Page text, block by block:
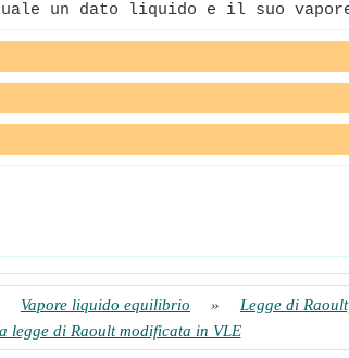
un dato liquido e il suo
Vapore liquido equilibrio »
Legge di
legge di Raoult modificata in VLE